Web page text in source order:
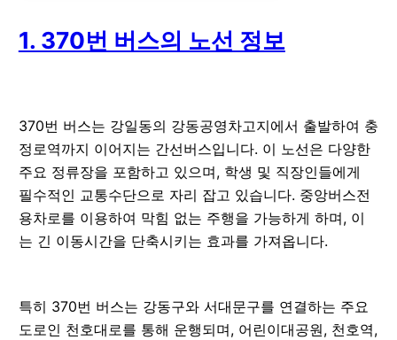
1. 370번 버스의 노선 정보
370번 버스는 강일동의 강동공영차고지에서 출발하여 충
정로역까지 이어지는 간선버스입니다. 이 노선은 다양한
주요 정류장을 포함하고 있으며, 학생 및 직장인들에게
필수적인 교통수단으로 자리 잡고 있습니다. 중앙버스전
용차로를 이용하여 막힘 없는 주행을 가능하게 하며, 이
는 긴 이동시간을 단축시키는 효과를 가져옵니다.
특히 370번 버스는 강동구와 서대문구를 연결하는 주요
도로인 천호대로를 통해 운행되며, 어린이대공원, 천호역,